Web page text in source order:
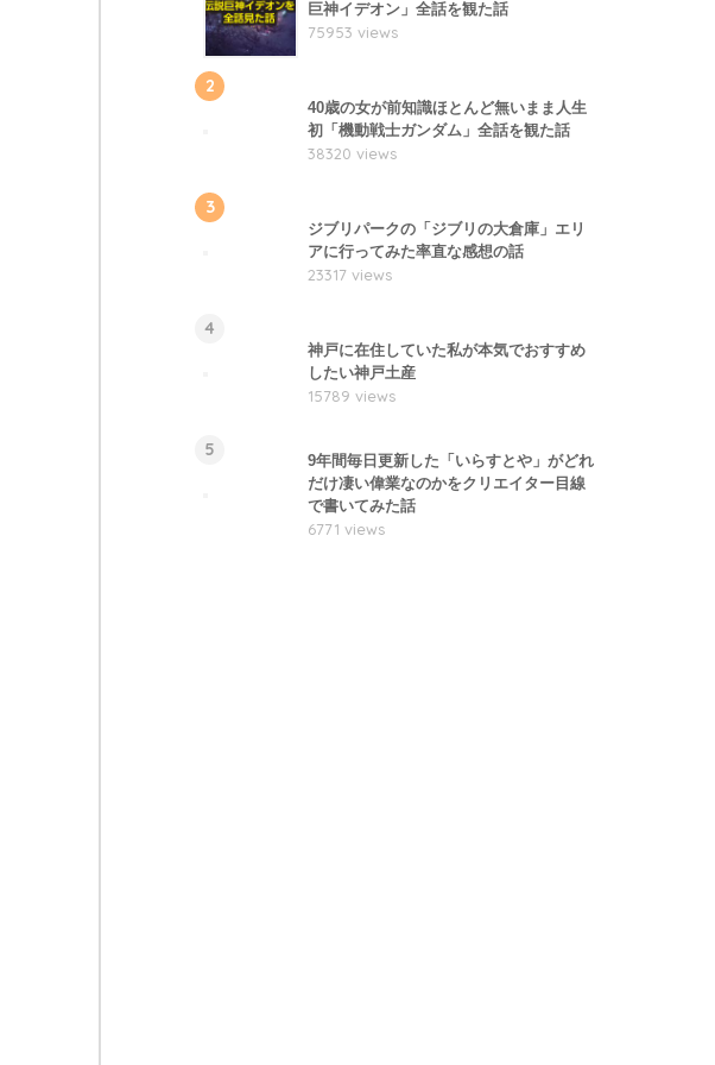
巨神イデオン」全話を観た話
75953 views
2
40歳の女が前知識ほとんど無いまま人生
初「機動戦士ガンダム」全話を観た話
38320 views
3
ジブリパークの「ジブリの大倉庫」エリ
アに行ってみた率直な感想の話
23317 views
4
神戸に在住していた私が本気でおすすめ
したい神戸土産
15789 views
5
9年間毎日更新した「いらすとや」がどれ
だけ凄い偉業なのかをクリエイター目線
で書いてみた話
6771 views